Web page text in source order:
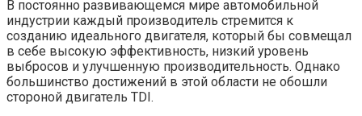
В постоянно развивающемся мире автомобильной
индустрии каждый производитель стремится к
созданию идеального двигателя, который бы совмещал
в себе высокую эффективность, низкий уровень
выбросов и улучшенную производительность. Однако
большинство достижений в этой области не обошли
стороной двигатель TDI.